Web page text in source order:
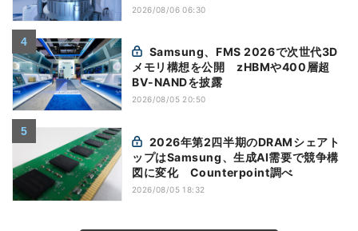
2026/08/06 06:30
メモリ構想を公開 zHBMや400層超
BV-NANDを披露
2026/08/05 20:50
ップはSamsung、生成AI需要で競争構
図に変化 Counterpoint調べ
2026/08/05 18:32